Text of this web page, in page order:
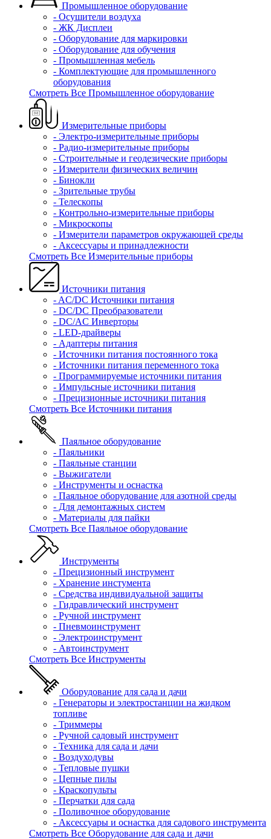
Промышленное оборудование
- Осушители воздуха
- ЖК Дисплеи
- Оборудование для маркировки
- Оборудование для обучения
- Промышленная мебель
- Комплектующие для промышленного
оборудования
Смотреть Все Промышленное оборудование
Измерительные приборы
- Электро-измерительные приборы
- Радио-измерительные приборы
- Строительные и геодезические приборы
- Измерители физических величин
- Бинокли
- Зрительные трубы
- Телескопы
- Контрольно-измерительные приборы
- Микроскопы
- Измерители параметров окружающей среды
- Аксессуары и принадлежности
Смотреть Все Измерительные приборы
Источники питания
- AC/DC Источники питания
- DC/DC Преобразователи
- DC/AC Инверторы
- LED-драйверы
- Адаптеры питания
- Источники питания постоянного тока
- Источники питания переменного тока
- Программируемые источники питания
- Импульсные источники питания
- Прецизионные источники питания
Смотреть Все Источники питания
Паяльное оборудование
- Паяльники
- Паяльные станции
- Выжигатели
- Инструменты и оснастка
- Паяльное оборудование для азотной среды
- Для демонтажных систем
- Материалы для пайки
Смотреть Все Паяльное оборудование
Инструменты
- Прецизионный инструмент
- Хранение инстумента
- Средства индивидуальной защиты
- Гидравлический инструмент
- Ручной инструмент
- Пневмоинструмент
- Электроинструмент
- Автоинструмент
Смотреть Все Инструменты
Оборудование для сада и дачи
- Генераторы и электростанции на жидком
топливе
- Триммеры
- Ручной садовый инструмент
- Техника для сада и дачи
- Воздуходувы
- Тепловые пушки
- Цепные пилы
- Краскопульты
- Перчатки для сада
- Поливочное оборудование
- Аксессуары и оснастка для садового инструмента
Смотреть Все Оборудование для сада и дачи